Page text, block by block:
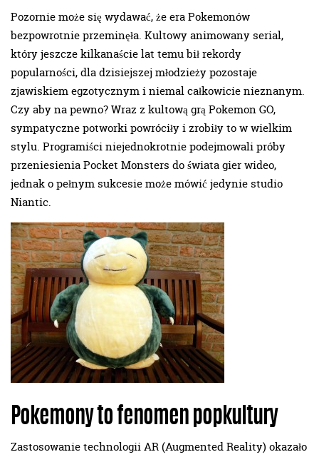
Pozornie może się wydawać, że era Pokemonów
bezpowrotnie przeminęła. Kultowy animowany serial,
który jeszcze kilkanaście lat temu bił rekordy
popularności, dla dzisiejszej młodzieży pozostaje
zjawiskiem egzotycznym i niemal całkowicie nieznanym.
Czy aby na pewno? Wraz z kultową grą Pokemon GO,
sympatyczne potworki powróciły i zrobiły to w wielkim
stylu. Programiści niejednokrotnie podejmowali próby
przeniesienia Pocket Monsters do świata gier wideo,
jednak o pełnym sukcesie może mówić jedynie studio
Niantic.
Pokemony to fenomen popkultury
Zastosowanie technologii AR (Augmented Reality) okazało